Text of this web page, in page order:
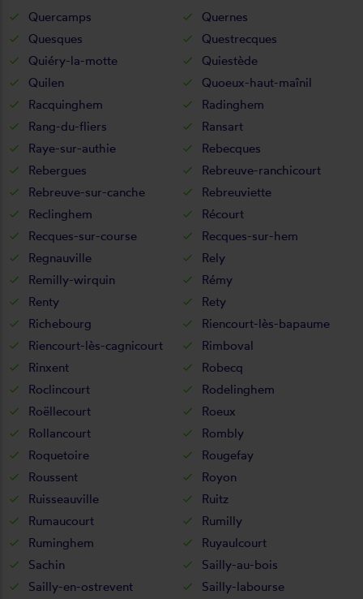
Quercamps
Quernes
Quesques
Questrecques
Quiéry-la-motte
Quiestède
Quilen
Quoeux-haut-maînil
Racquinghem
Radinghem
Rang-du-fliers
Ransart
Raye-sur-authie
Rebecques
Rebergues
Rebreuve-ranchicourt
Rebreuve-sur-canche
Rebreuviette
Reclinghem
Récourt
Recques-sur-course
Recques-sur-hem
Regnauville
Rely
Remilly-wirquin
Rémy
Renty
Rety
Richebourg
Riencourt-lès-bapaume
Riencourt-lès-cagnicourt
Rimboval
Rinxent
Robecq
Roclincourt
Rodelinghem
Roëllecourt
Roeux
Rollancourt
Rombly
Roquetoire
Rougefay
Roussent
Royon
Ruisseauville
Ruitz
Rumaucourt
Rumilly
Ruminghem
Ruyaulcourt
Sachin
Sailly-au-bois
Sailly-en-ostrevent
Sailly-labourse